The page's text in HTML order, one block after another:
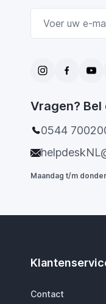
Vragen?
0544
Maandag t/m
Contact